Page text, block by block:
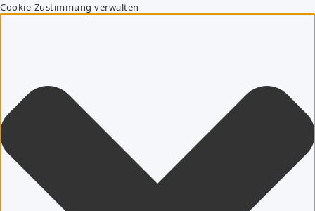
Cookie-Zustimmung verwalten